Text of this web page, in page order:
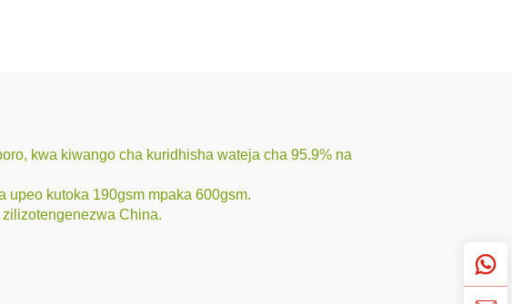
kwa kiwango cha kuridhisha wateja cha 95.9% na
upeo kutoka 190gsm mpaka 600gsm.
China.